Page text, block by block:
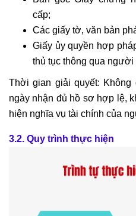
cấp;
Các giấy tờ, văn bản
Giấy ủy quyền hợp
thủ tục thông qua người
Thời gian giải quyết:
ngày nhận đủ hồ sơ hợp lệ,
hiện nghĩa vụ tài chính của
3.2. Quy trình thực hiện